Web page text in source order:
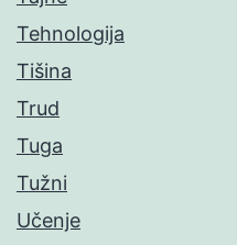
Tehnologija
Tišina
Trud
Tuga
Tužni
Učenje